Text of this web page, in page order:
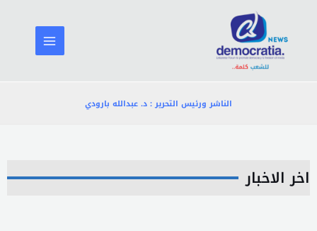
المحتوى
الناشر ورئيس التحرير : د. عبدالله بارودي
اخر الاخبار